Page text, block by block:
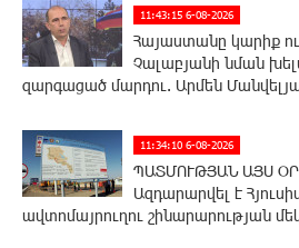
11:43:15 6-08-2026
Հայաստանը կարիք
Չալաբյանի նման
զարգացած մարդու. Արմեն
11:34:10 6-08-2026
ՊԱՏՄՈՒԹՅԱՆ ԱՅՍ
Ազդարարվել է
ավտոմայրուղու շինարարության